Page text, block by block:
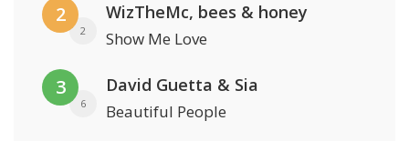
2
2
WizTheMc, bees & honey
Show Me Love
3
6
David Guetta & Sia
Beautiful People